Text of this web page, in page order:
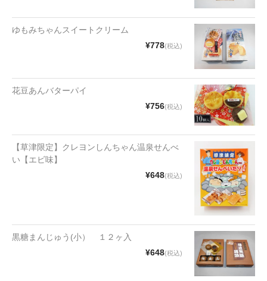
もろみ漬け
麺類
文具・雑貨
日用品・雑貨
筆記具
ゆもみちゃんスイートクリーム
¥778(税込)
花豆あんバターパイ
¥756(税込)
【草津限定】クレヨンしんちゃん温泉せんべ
い【エビ味】
¥648(税込)
黒糖まんじゅう(小） １２ヶ入
¥648(税込)